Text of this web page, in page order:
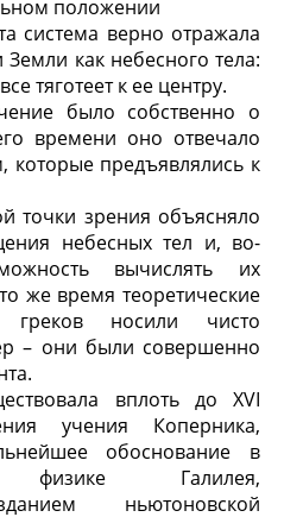
положении
система верно отражала
как небесного тела:
тяготеет к ее центру.
было собственно о
времени оно отвечало
которые предъявлялись к
точки зрения объясняло
небесных тел и, во-
вычислять их
же время теоретические
греков носили чисто
– они были совершенно
вплоть до XVI
учения Коперника,
обоснование в
физике Галилея,
ньютоновской